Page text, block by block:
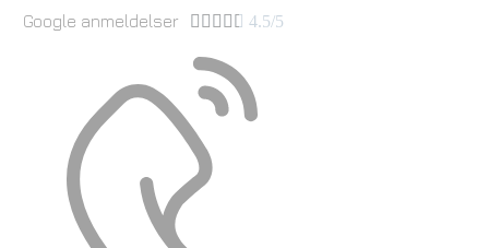
Google anmeldelser      4.5/5